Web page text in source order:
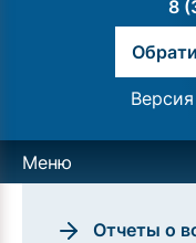
8
Меню
Отчеты о